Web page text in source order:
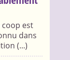
coop est
dans
(...)